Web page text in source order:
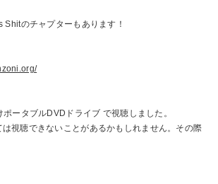
Shitのチャプターもあります！
ータブルDVDドライブ で視聴しました。
視聴できないことがあるかもしれません。その際